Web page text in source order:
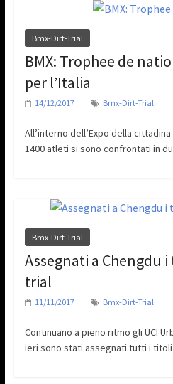
Bmx-Dirt-Trial
BMX: Trophee de
per l’Italia
14/12/2017 Bmx-Dirt-Trial
All’interno dell’Expo della
1400 atleti si sono confrontati in
Bmx-Dirt-Trial
Assegnati a Chengdu
trial
11/11/2017 Bmx-Dirt-Trial
Continuano a pieno ritmo gli UCI
ieri sono stati assegnati tutti i